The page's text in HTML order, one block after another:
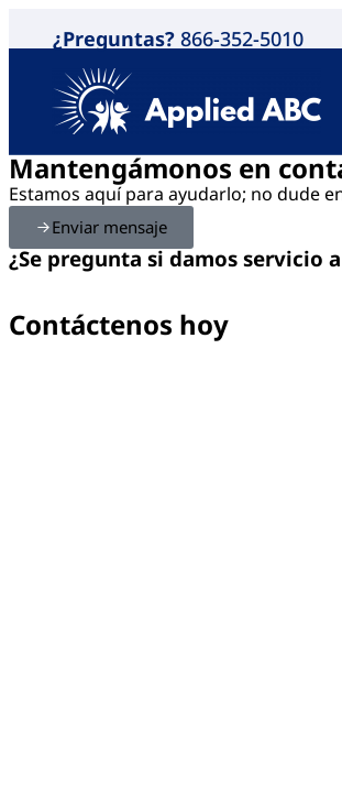
¿Preguntas? 866-352-5010
Mantengámonos en
Estamos aquí para ayudarlo; no dude
Enviar mensaje
¿Se pregunta si damos servicio
Contáctenos hoy